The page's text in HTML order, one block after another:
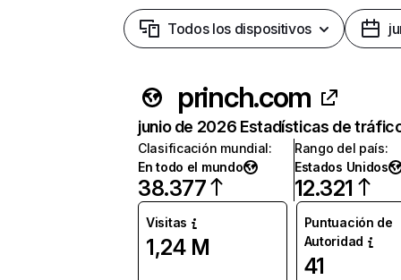
Todos los dispositivos
princh.com
junio de 2026 Estadísticas de
Clasificación mundial:
En todo el mundo
38.377
Rango del país:
Estados Unidos
12.321
Visitas
1,24 M
Puntuación de
Autoridad
41